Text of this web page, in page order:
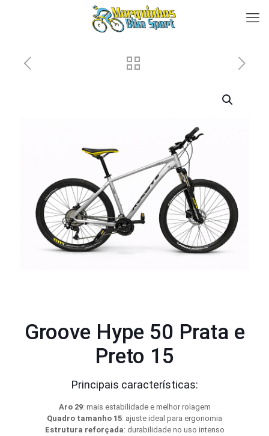
Groove Hype 50 Prata e
Preto 15
Principais características:
Aro 29: mais estabilidade e melhor rolagem
Quadro tamanho 15: ajuste ideal para ergonomia
Estrutura reforçada: durabilidade no uso intenso